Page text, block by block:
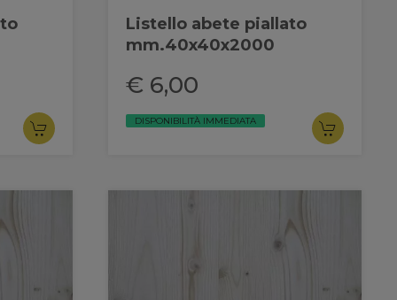
Listello abete piallato
mm.40x40x2000
€ 6,00
DISPONIBILITÀ IMMEDIATA